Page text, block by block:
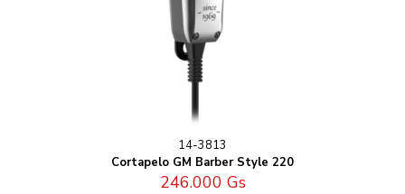
14-3813
Cortapelo GM Barber Style 220
246.000 Gs